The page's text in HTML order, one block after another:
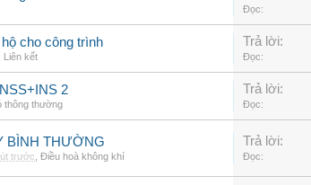
Đọc:
cho công trình
Liên kết
Trả lời:
Đọc:
2
thông thường
Trả lời:
Đọc:
BÌNH THƯỜNG
trước Điều hoà không khí
Trả lời:
Đọc: